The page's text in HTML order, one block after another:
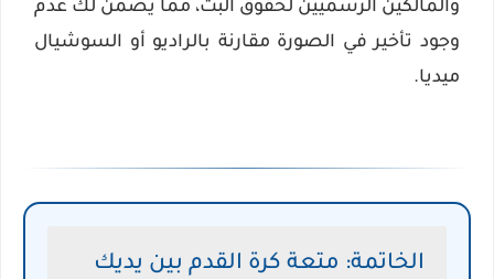
والمالكين الرسميين لحقوق البث، مما يضمن لك عدم
وجود تأخير في الصورة مقارنة بالراديو أو السوشيال
ميديا.
الخاتمة: متعة كرة القدم بين يديك